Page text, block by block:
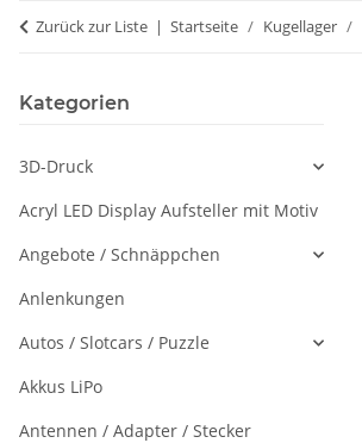
Zurück zur Liste Startseite Kugellager
Kategorien
3D-Druck
Acryl LED Display Aufsteller mit Motiv
Angebote / Schnäppchen
Anlenkungen
Autos / Slotcars / Puzzle
Akkus LiPo
Antennen / Adapter / Stecker